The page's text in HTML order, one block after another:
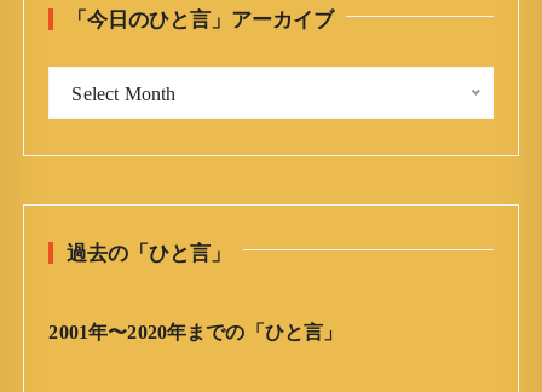
「今日のひと言」アーカイブ
ひ
言
ア
Select Month
過去の「ひと言」
2001年〜2020年までの「ひと言」